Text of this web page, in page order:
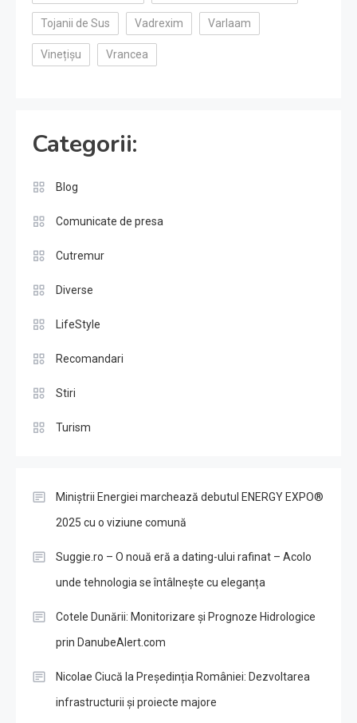
Tojanii de Sus Vadrexim Varlaam
Vinețișu Vrancea
Categorii:
Blog
Comunicate de presa
Cutremur
Diverse
LifeStyle
Recomandari
Stiri
Turism
Miniștrii Energiei marchează debutul ENERGY EXPO®
2025 cu o viziune comună
Suggie.ro – O nouă eră a dating-ului rafinat – Acolo
unde tehnologia se întâlnește cu eleganța
Cotele Dunării: Monitorizare și Prognoze Hidrologice
prin DanubeAlert.com
Nicolae Ciucă la Președinția României: Dezvoltarea
infrastructurii și proiecte majore